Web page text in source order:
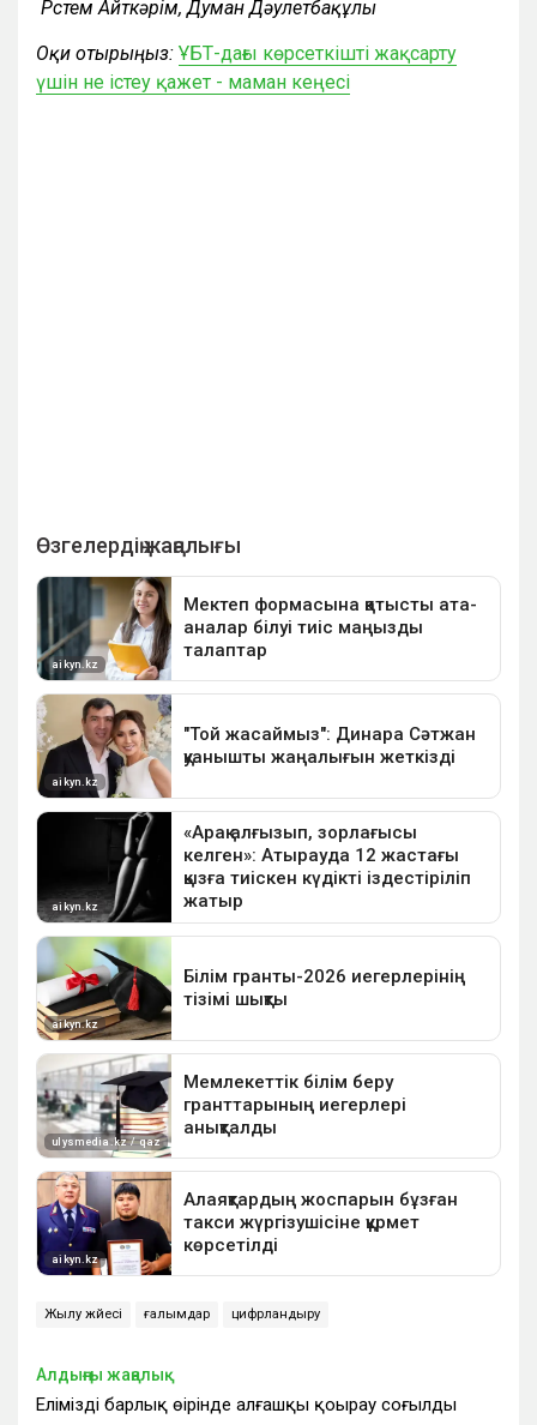
Рүстем Айткәрім, Думан Дәулетбақұлы
Оқи отырыңыз: ҰБТ-дағы көрсеткішті жақсарту
үшін не істеу қажет - маман кеңесі
Жылу жүйесі ғалымдар цифрландыру
Алдыңғы жаңалық
Еліміздің барлық өңірінде алғашқы қоңырау соғылды